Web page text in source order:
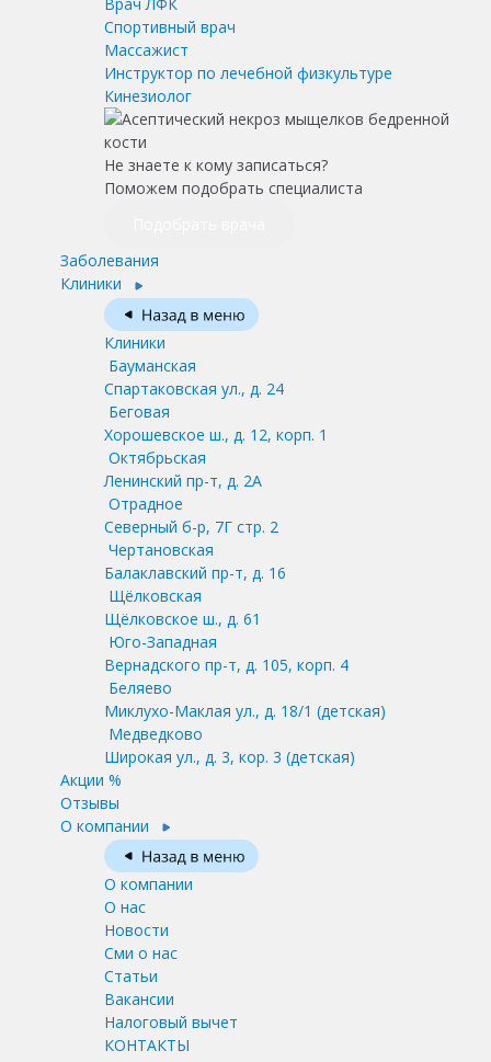
Спортивный врач
Массажист
Инструктор по лечебной физкультуре
Кинезиолог
Не знаете к кому записаться?
Поможем подобрать специалиста
Заболевания
Клиники
Клиники
Бауманская
Спартаковская ул., д. 24
Беговая
Хорошевское ш., д. 12, корп. 1
Октябрьская
Ленинский пр-т, д. 2А
Отрадное
Северный б-р, 7Г стр. 2
Чертановская
Балаклавский пр-т, д. 16
Щёлковская
Щёлковское ш., д. 61
Юго-Западная
Вернадского пр-т, д. 105, корп. 4
Беляево
Миклухо-Маклая ул., д. 18/1 (детская)
Медведково
Широкая ул., д. 3, кор. 3 (детская)
Акции %
Отзывы
О компании
О компании
О нас
Новости
Сми о нас
Статьи
Вакансии
Налоговый вычет
КОНТАКТЫ